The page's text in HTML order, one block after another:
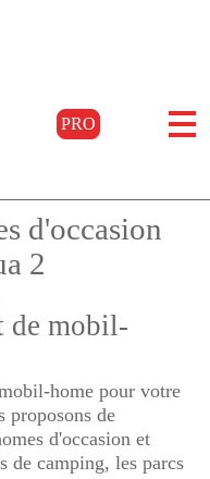
PRO
d'occasion
2
de mobil-
home pour votre
proposons de
d'occasion et
de camping, les parcs